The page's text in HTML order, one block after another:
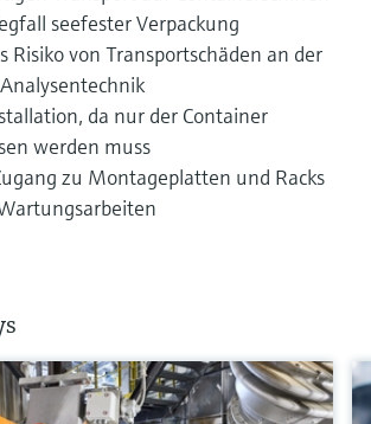
seefester Verpackung
Risiko von Transportschäden an der
da nur der Container
werden muss
zu Montageplatten und Racks